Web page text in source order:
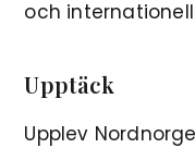
och
Upptäck
Upplev